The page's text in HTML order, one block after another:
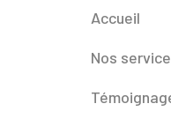
Accueil
Nos